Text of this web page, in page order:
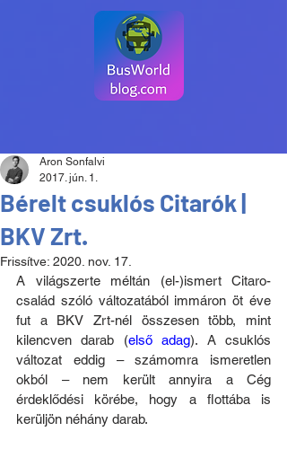
Bérelt csuklós Citarók |
BKV Zrt.
Aron Sonfalvi
2017. jún. 1.
Frissítve: 2020. nov. 17.
A világszerte méltán (el-)ismert Citaro-
család szóló változatából immáron öt éve
fut a BKV Zrt-nél összesen több, mint
kilencven darab (első adag). A csuklós
változat eddig – számomra ismeretlen
okból – nem került annyira a Cég
érdeklődési körébe, hogy a flottába is
kerüljön néhány darab.